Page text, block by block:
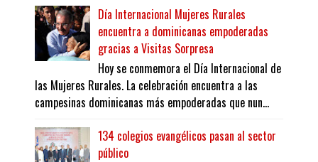
Día Internacional Mujeres Rurales
encuentra a dominicanas empoderadas
gracias a Visitas Sorpresa
Hoy se conmemora el Día Internacional de
las Mujeres Rurales. La celebración encuentra a las
campesinas dominicanas más empoderadas que nun...
134 colegios evangélicos pasan al sector
público